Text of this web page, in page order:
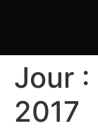
Jour :
2017